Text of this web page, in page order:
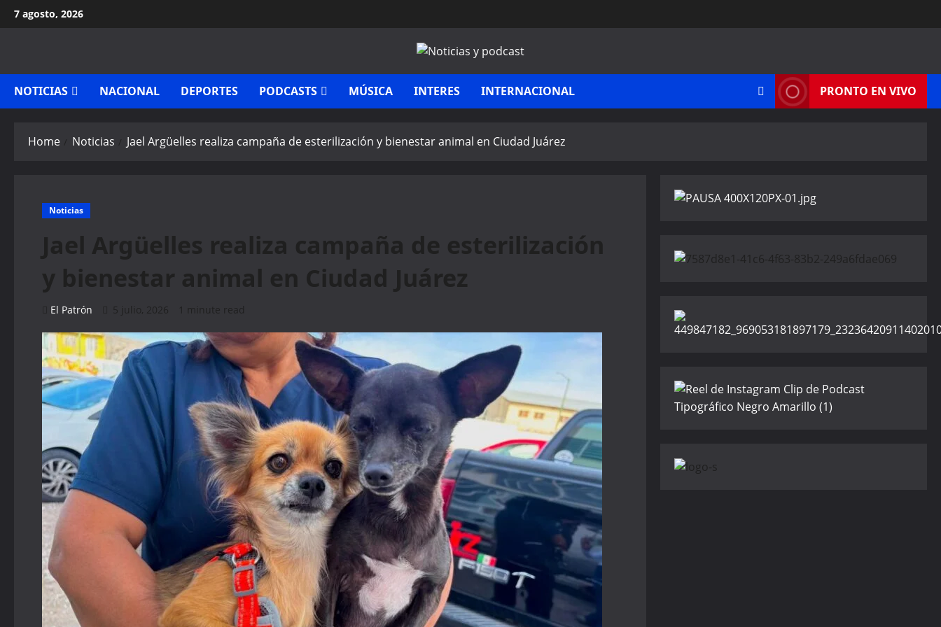
Skip
to
7 agosto, 2026
NOTICIAS NACIONAL DEPORTES PODCASTS MÚSICA INTERES INTERNACIONAL PRONTO EN VIVO
Home Noticias Jael Argüelles realiza campaña de esterilización y bienestar animal en Ciudad Juárez
Noticias
Jael Argüelles realiza campaña de esterilización
y bienestar animal en Ciudad Juárez
El Patrón 5 julio, 2026 1 minute read